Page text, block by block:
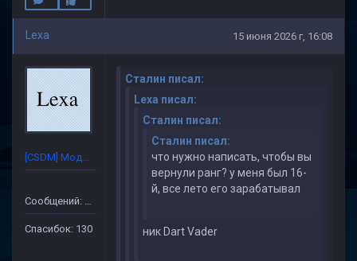
Lexa 15 июня 2026 г, 16:08
[CSDM] Модератор
Сообщений: 632
Спасибок: 130
Cталин писал:
Lexa писал:
Cталин писал:
Cталин писал:
что нужно написать, чтобы вы
вернули ранг? у меня был 16-
й, все лето его зарабатывал
ник Dart Vader